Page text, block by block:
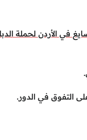
في الأردن لحملة
التفوق في الدور.